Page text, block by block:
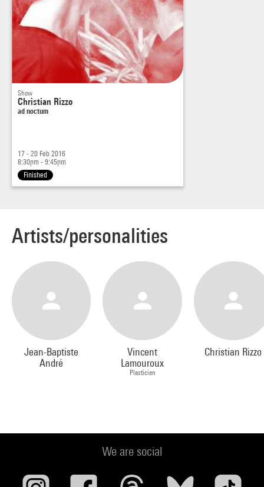
Show
Christian Rizzo
ad noctum
17 - 20 Feb 2016
8:30pm - 9:45pm
Finished
Artists/personalities
Jean-Baptiste
André
Vincent
Lamouroux
Plasticien
Christian Rizzo
We are social